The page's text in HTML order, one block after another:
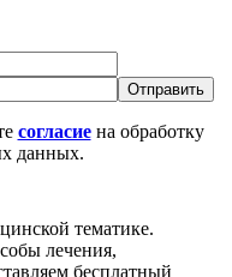
согласиена обработку
данных.
тематике.
лечения,
бесплатный